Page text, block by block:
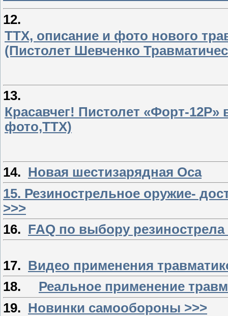
12.
ТТХ, описание и фото нового
(Пистолет Шевченко
13.
Красавчег! Пистолет «Форт-
фото,ТТХ)
14. Новая шестизарядная Оса
15. Резинострельное оружие-
>>>
16. FAQ по выбору резинострела
17. Видео применения
18. Реальное применение
19. Новинки самообороны >>>